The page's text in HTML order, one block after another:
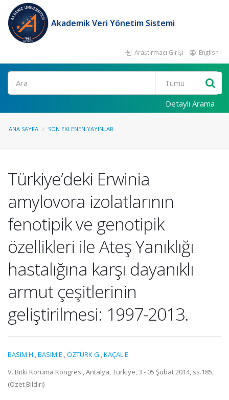
Akademik Veri Yönetim Sistemi
Araştırmacı Girişi English
Ara
Detaylı Arama
ANA SAYFA SON EKLENEN YAYINLAR
Türkiye’deki Erwinia
amylovora izolatlarının
fenotipik ve genotipik
özellikleri ile Ateş Yanıklığı
hastalığına karşı dayanıklı
armut çeşitlerinin
geliştirilmesi: 1997-2013.
BASIM H.,BASIM E.,ÖZTÜRK G.,KAÇAL E.
V. Bitki Koruma Kongresi, Antalya, Türkiye, 3 - 05 Şubat 2014, ss.185,
(Özet Bildiri)